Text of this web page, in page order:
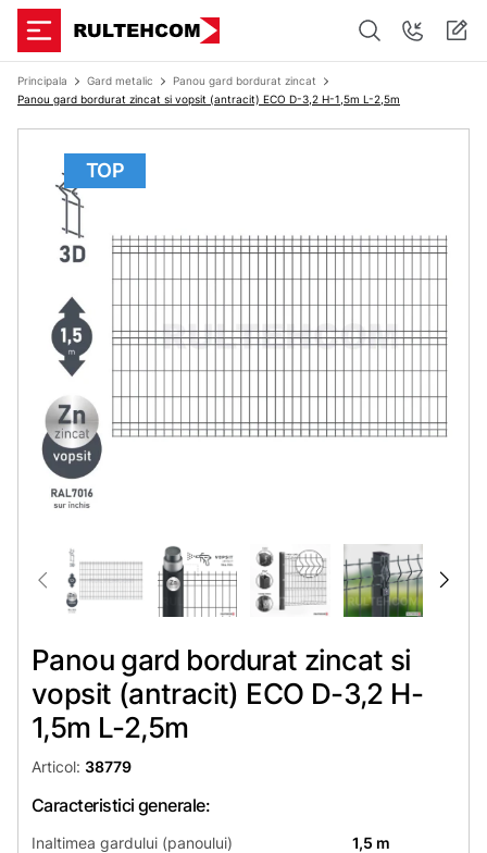
Principala Gard metalic
Panou gard bordurat zincat
Panou gard bordurat zincat si vopsit (antracit) ECO D-3,2 H-1,5m L-2,5m
TOP
Panou gard bordurat zincat si
vopsit (antracit) ECO D-3,2 H-
1,5m L-2,5m
Articol: 38779
Caracteristici generale:
Inaltimea gardului (panoului) 1,5 m